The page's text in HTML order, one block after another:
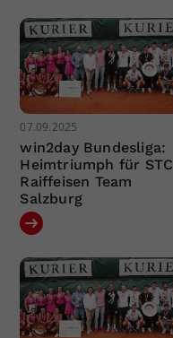
07.09.2025
win2day Bundesliga:
Heimtriumph für STC
Raiffeisen Team
Salzburg